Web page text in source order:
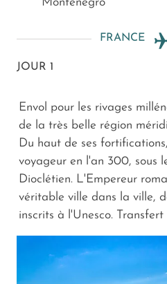
Monténégro
FRANCE
JOUR 1
Envol pour les rivages
de la très belle région
Du haut de ses
voyageur en l'an 300, sous
Dioclétien. L'Empereur
véritable ville dans la ville,
inscrits à l'Unesco.